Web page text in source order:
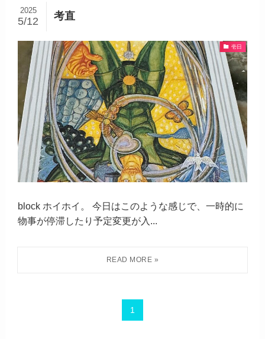
考直
2025
5/12
壱日
block ホイホイ。 今日はこのような感じで、一時的に
物事が停滞したり予定変更が入...
1